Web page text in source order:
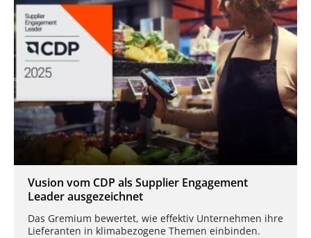
Vusion vom CDP als Supplier Engagement
Leader ausgezeichnet
Das Gremium bewertet, wie effektiv Unternehmen ihre
Lieferanten in klimabezogene Themen einbinden.